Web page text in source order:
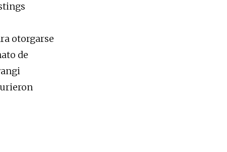
otorgarse
de